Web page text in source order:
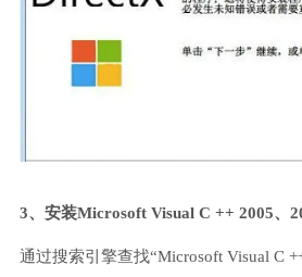
3、安装Microsoft Visual C ++ 2005、
通过搜索引擎查找“Microsoft Visual C